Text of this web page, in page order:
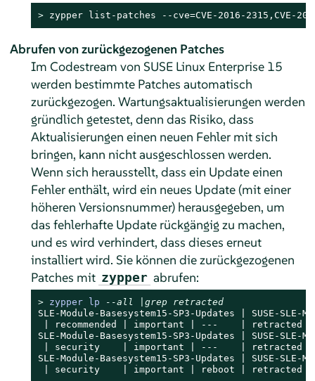
> zypper list-patches --cve=CVE-2016-2315,CVE-
Abrufen von zurückgezogenen Patches
Im Codestream von SUSE Linux Enterprise 15
werden bestimmte Patches automatisch
zurückgezogen. Wartungsaktualisierungen werden
gründlich getestet, denn das Risiko, dass
Aktualisierungen einen neuen Fehler mit sich
bringen, kann nicht ausgeschlossen werden.
Wenn sich herausstellt, dass ein Update einen
Fehler enthält, wird ein neues Update (mit einer
höheren Versionsnummer) herausgegeben, um
das fehlerhafte Update rückgängig zu machen,
und es wird verhindert, dass dieses erneut
installiert wird. Sie können die zurückgezogenen
Patches mit zypper abrufen:
> zypper lp
--all |grep retracted
SLE-Module-Basesystem15-SP3-Updates | SUSE-SLE-
| recommended | important | ---    | retracted  |
SLE-Module-Basesystem15-SP3-Updates | SUSE-SLE-
| security    | important | ---    | retracted  |
SLE-Module-Basesystem15-SP3-Updates | SUSE-SLE-
| security    | important | reboot | retracted  |